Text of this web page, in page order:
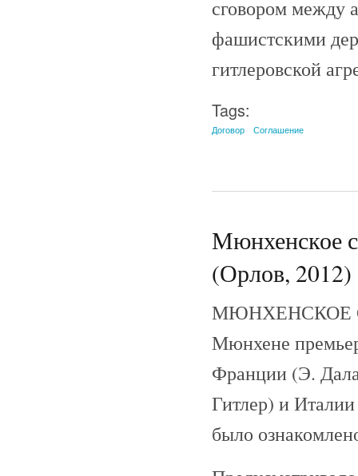
сговором между
фашистскими
гитлеровской
Tags:
Договор Соглашение
Мюнхенское
(Орлов, 2012)
МЮНХЕНСКОЕ
Мюнхене
Франции (Э.
Гитлер) и
было